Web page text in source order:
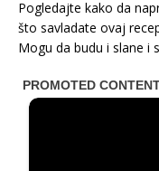
Pogledajte kako da
što savladate ovaj
Mogu da budu i slane i